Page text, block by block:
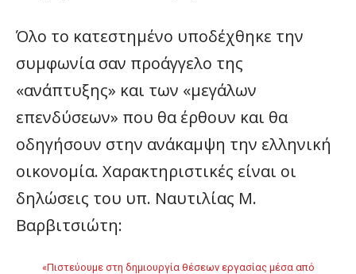
Όλο το κατεστημένο υποδέχθηκε την
συμφωνία σαν προάγγελο της
«ανάπτυξης» και των «μεγάλων
επενδύσεων» που θα έρθουν και θα
οδηγήσουν στην ανάκαμψη την ελληνική
οικονομία. Χαρακτηριστικές είναι οι
δηλώσεις του υπ. Ναυτιλίας Μ.
Βαρβιτσιώτη:
«Πιστεύουμε στη δημιουργία θέσεων εργασίας μέσα από